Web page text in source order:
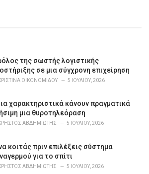
της σωστής λογιστικής
σε μια σύγχρονη επιχείρηση
ΟΙΚΟΝΟΜΊΔΟΥ 5 ΙΟΥΛΊΟΥ, 2026
χαρακτηριστικά κάνουν πραγματικά
μια θυροτηλεόραση
ΑΒΔΗΜΙΏΤΗΣ 5 ΙΟΥΛΊΟΥ, 2026
κοιτάς πριν επιλέξεις σύστημα
για το σπίτι
ΑΒΔΗΜΙΏΤΗΣ 5 ΙΟΥΛΊΟΥ, 2026